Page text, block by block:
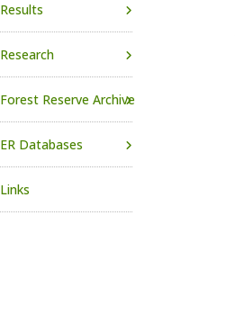
Results
Research
Forest Reserve Archive
ER Databases
Links